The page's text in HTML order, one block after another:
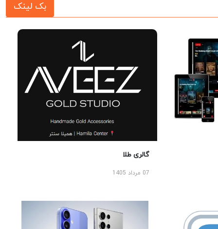
بک لینک
گالری طلا
07 مرداد 1405